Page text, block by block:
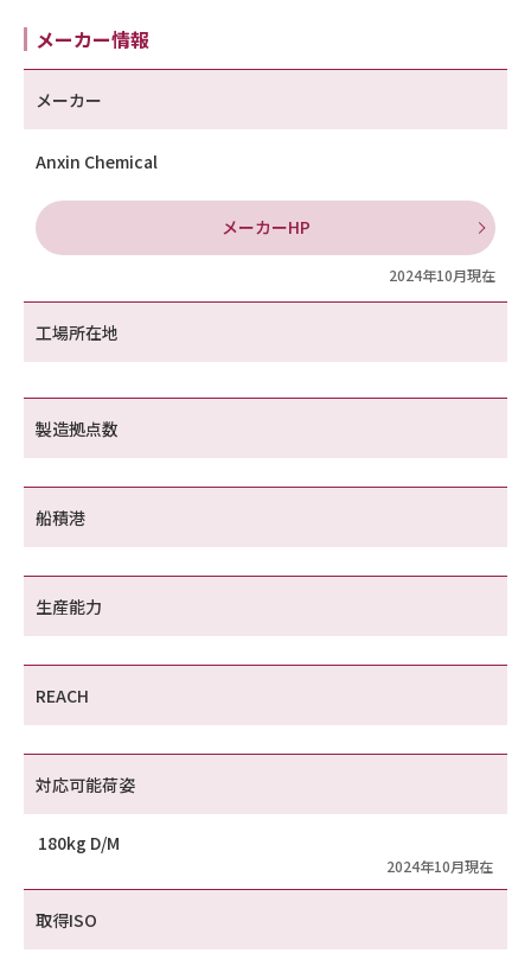
メーカー情報
メーカー
Anxin Chemical
メーカーHP
2024年10月現在
工場所在地
製造拠点数
船積港
生産能力
REACH
対応可能荷姿
180kg D/M
2024年10月現在
取得ISO